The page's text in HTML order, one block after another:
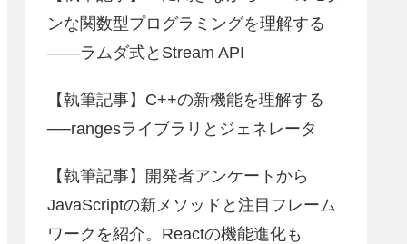
ンな関数型プログラミングを理解する
――ラムダ式とStream API
【執筆記事】C++の新機能を理解する
──rangesライブラリとジェネレータ
【執筆記事】開発者アンケートから
JavaScriptの新メソッドと注目フレーム
ワークを紹介。Reactの機能進化も